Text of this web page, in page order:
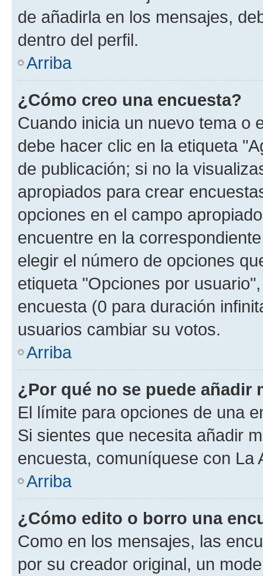
de añadirla en los mensajes,
dentro del perfil.
Arriba
¿Cómo creo una encuesta?
Cuando inicia un nuevo tema o
debe hacer clic en la etiqueta
de publicación; si no la
apropiados para crear
opciones en el campo
encuentre en la
elegir el número de opciones
etiqueta "Opciones por
encuesta (0 para duración
usuarios cambiar su votos.
Arriba
¿Por qué no se puede añadir
El límite para opciones de una
Si sientes que necesita añadir
encuesta, comuníquese con La
Arriba
¿Cómo edito o borro una
Como en los mensajes, las
por su creador original, un